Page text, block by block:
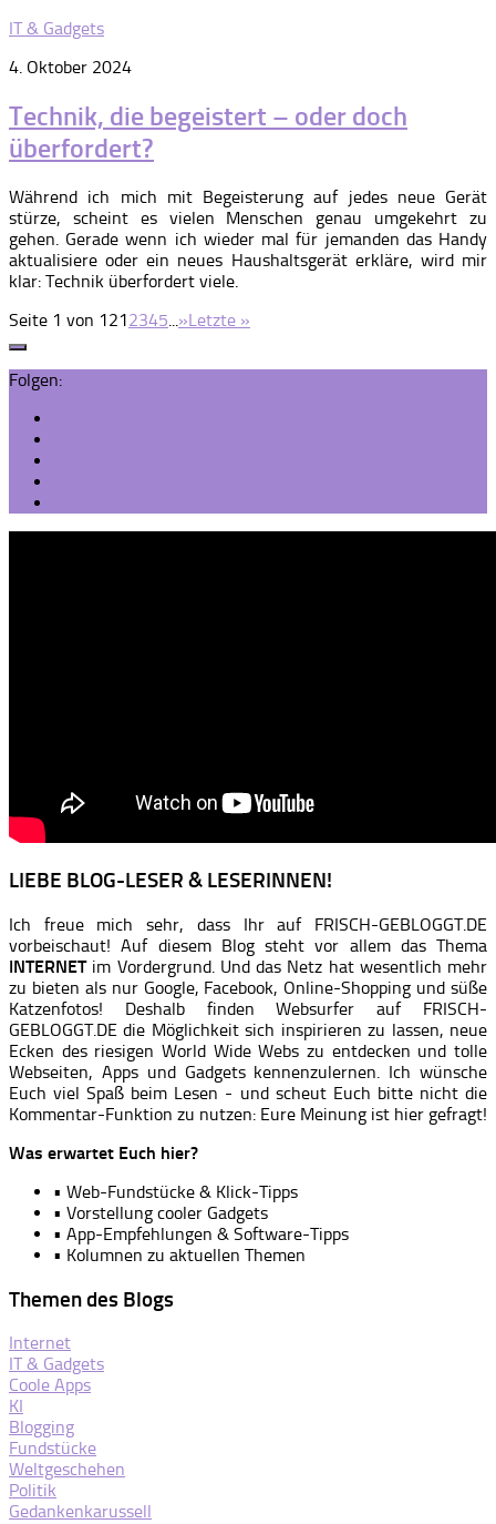
IT & Gadgets
4. Oktober 2024
Technik, die begeistert – oder doch
überfordert?
Während ich mich mit Begeisterung auf jedes neue Gerät
stürze, scheint es vielen Menschen genau umgekehrt zu
gehen. Gerade wenn ich wieder mal für jemanden das Handy
aktualisiere oder ein neues Haushaltsgerät erkläre, wird mir
klar: Technik überfordert viele.
Seite 1 von 1212345 »Letzte »
Folgen:
LIEBE BLOG-LESER & LESERINNEN!
Ich freue mich sehr, dass Ihr auf FRISCH-GEBLOGGT.DE
vorbeischaut! Auf diesem Blog steht vor allem das Thema
INTERNETim Vordergrund. Und das Netz hat wesentlich mehr
zu bieten als nur Google, Facebook, Online-Shopping und süße
Katzenfotos! Deshalb finden Websurfer auf FRISCH-
GEBLOGGT.DE die Möglichkeit sich inspirieren zu lassen, neue
Ecken des riesigen World Wide Webs zu entdecken und tolle
Webseiten, Apps und Gadgets kennenzulernen. Ich wünsche
Euch viel Spaß beim Lesen - und scheut Euch bitte nicht die
Kommentar-Funktion zu nutzen: Eure Meinung ist hier gefragt!
Was erwartet Euch hier?
• Web-Fundstücke & Klick-Tipps
• Vorstellung cooler Gadgets
• App-Empfehlungen & Software-Tipps
• Kolumnen zu aktuellen Themen
Themen des Blogs
Internet
IT & Gadgets
Coole Apps
KI
Blogging
Fundstücke
Weltgeschehen
Politik
Gedankenkarussell